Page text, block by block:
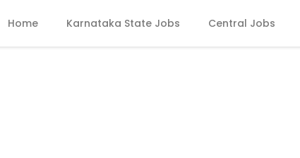
Home Karnataka State Jobs Central Jobs